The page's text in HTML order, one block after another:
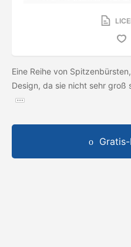
Eine Reihe von
Design, da sie nicht sehr groß